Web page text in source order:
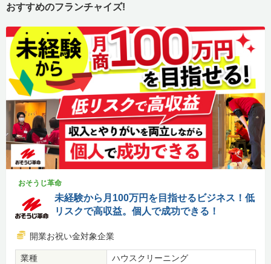
おすすめのフランチャイズ!
おそうじ革命
未経験から月100万円を目指せるビジネス！低
リスクで高収益。個人で成功できる！
開業お祝い金対象企業
業種
ハウスクリーニング